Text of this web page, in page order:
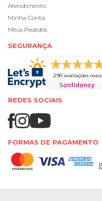
Atendimento
Minha Conta
Meus Pedidos
SEGURANÇA
290 avaliações reais
REDES SOCIAIS
FORMAS DE PAGAMENTO